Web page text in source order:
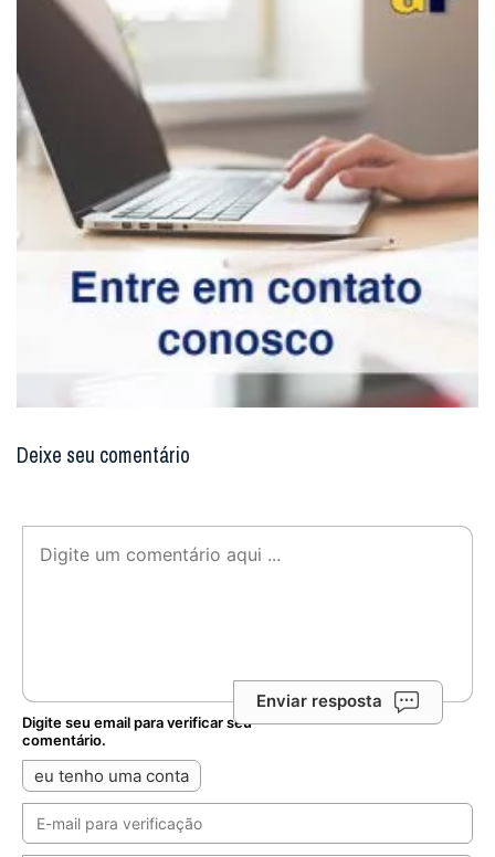
Deixe seu comentário
Enviar resposta
Digite seu email para verificar seu
comentário.
eu tenho uma conta